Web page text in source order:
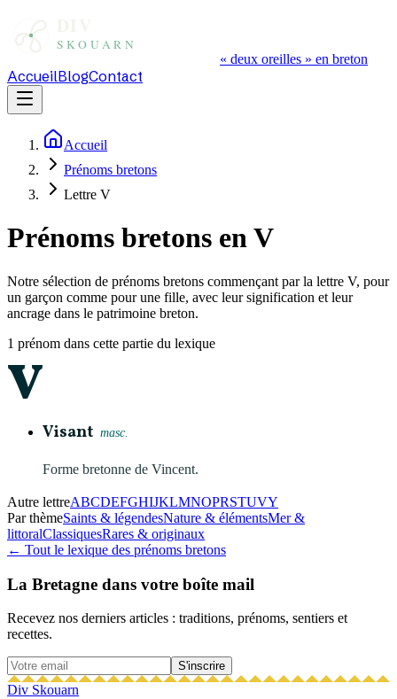
« deux oreilles » en breton
AccueilBlogContact
Accueil
Prénoms bretons
Lettre V
Prénoms bretons en V
Notre sélection de prénoms bretons commençant par la lettre V, pour
un garçon comme pour une fille, avec leur signification et leur
ancrage dans le patrimoine breton.
1 prénom dans cette partie du lexique
V
Visant masc.
Forme bretonne de Vincent.
Autre lettreABCDEFGHIJKLMNOPRSTUVY
Par thèmeSaints & légendesNature & élémentsMer &
littoralClassiquesRares & originaux
← Tout le lexique des prénoms bretons
La Bretagne dans votre boîte mail
Recevez nos derniers articles : traditions, prénoms, sentiers et
recettes.
S'inscrire
Div Skouarn